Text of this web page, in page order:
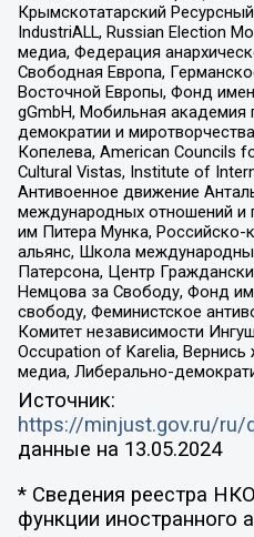
Крымскотатарский
IndustriALL, Russian Election
медиа, Федерация
Свободная Европа,
Восточной Европы, Фонд
gGmbH, Мобильная академия
демократии и
Копелева, American Councils
Cultural Vistas, Institute of
Антивоенное движение
международных отношений и
им Питера Мунка, Российско-
альянс, Школа
Патерсона, Центр
Немцова за Свободу, Фонд
свободу, Феминистское
Комитет независимости
Occupation of Karelia,
медиа, Либерально-
Источник:
https://minjust.gov.ru/
данные на 13.05.2024
* Сведения реестра
функции иностранного